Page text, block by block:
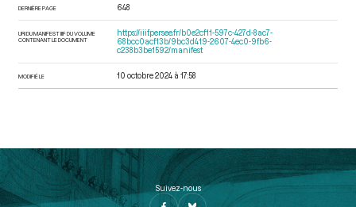
DERNIÈRE PAGE 648
URI DU MANIFEST IIIF DU VOLUME
CONTENANT LE DOCUMENT
https://iiif.persee.fr/b0e2cf11-597c-427d-8ac7-
68bcc0acf13b/9bc3d419-2607-4ec0-9fb6-
c238b3be1592/manifest
MODIFIÉ LE 10 octobre 2024 à 17:58
Suivez-nous